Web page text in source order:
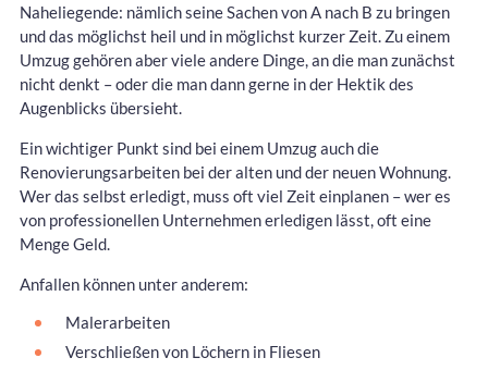
Naheliegende: nämlich seine Sachen von A nach B zu bringen
und das möglichst heil und in möglichst kurzer Zeit. Zu einem
Umzug gehören aber viele andere Dinge, an die man zunächst
nicht denkt – oder die man dann gerne in der Hektik des
Augenblicks übersieht.
Ein wichtiger Punkt sind bei einem Umzug auch die
Renovierungsarbeiten bei der alten und der neuen Wohnung.
Wer das selbst erledigt, muss oft viel Zeit einplanen – wer es
von professionellen Unternehmen erledigen lässt, oft eine
Menge Geld.
Anfallen können unter anderem:
Malerarbeiten
Verschließen von Löchern in Fliesen